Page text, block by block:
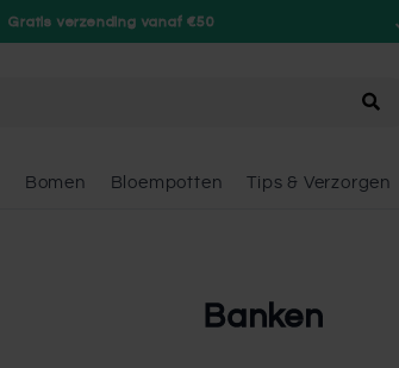
Gratis verzending vanaf €50
Bomen Bloempotten Tips & Verzorgen
Banken